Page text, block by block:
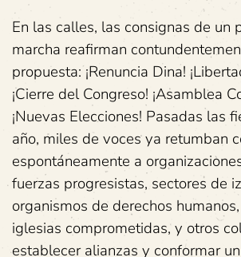
En las calles, las consignas de un
marcha reafirman
propuesta: ¡Renuncia Dina!
¡Cierre del Congreso! ¡Asamblea
¡Nuevas Elecciones! Pasadas las
año, miles de voces ya retumban
espontáneamente a
fuerzas progresistas, sectores de
organismos de derechos
iglesias comprometidas, y otros
establecer alianzas y conformar